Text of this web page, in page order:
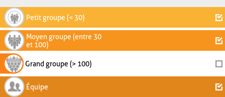
Petit groupe (< 30)
Moyen groupe (entre 30
et 100)
Grand groupe (> 100)
Équipe